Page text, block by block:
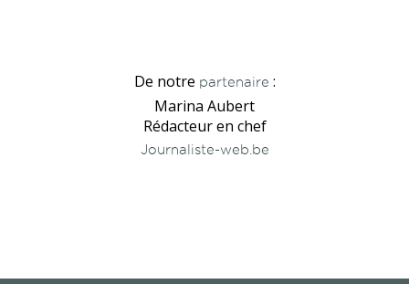
De notre partenaire :
Marina Aubert
Rédacteur en chef
Journaliste-web.be